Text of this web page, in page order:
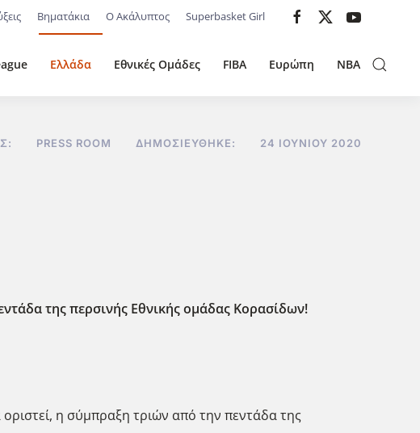
Βηματάκια Ο Ακάλυπτος Superbasket Girl
Ελλάδα Εθνικές Ομάδες FIBA Ευρώπη NBA
PRESS ROOM ΔΗΜΟΣΙΕΎΘΗΚΕ: 24 ΙΟΥΝΊΟΥ 2020
της περσινής Εθνικής ομάδας Κορασίδων!
η σύμπραξη τριών από την πεντάδα της